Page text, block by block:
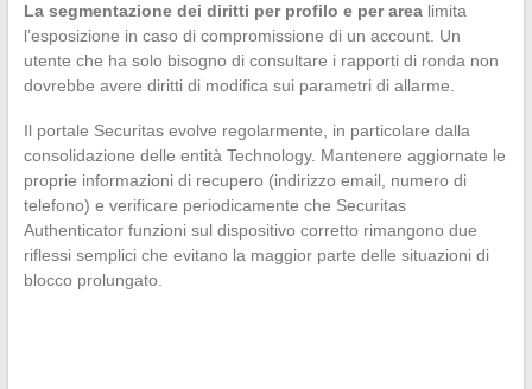
La segmentazione dei diritti per profilo e per arealimita
l’esposizione in caso di compromissione di un account. Un
utente che ha solo bisogno di consultare i rapporti di ronda non
dovrebbe avere diritti di modifica sui parametri di allarme.
Il portale Securitas evolve regolarmente, in particolare dalla
consolidazione delle entità Technology. Mantenere aggiornate le
proprie informazioni di recupero (indirizzo email, numero di
telefono) e verificare periodicamente che Securitas
Authenticator funzioni sul dispositivo corretto rimangono due
riflessi semplici che evitano la maggior parte delle situazioni di
blocco prolungato.